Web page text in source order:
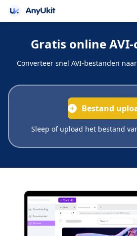
Gratis online
Converteer snel AVI-bestanden
Bestand
Sleep of upload het bestand